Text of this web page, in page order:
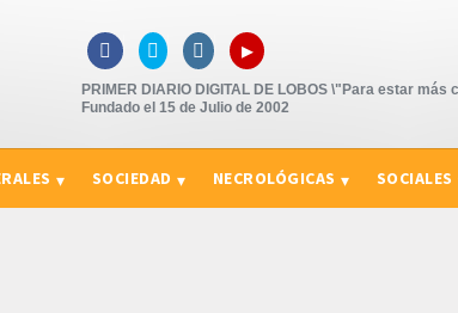
   ▸
PRIMER DIARIO DIGITAL DE LOBOS \"Para estar más
Fundado el 15 de Julio de 2002
SOCIEDAD NECROLÓGICAS SOCIALES